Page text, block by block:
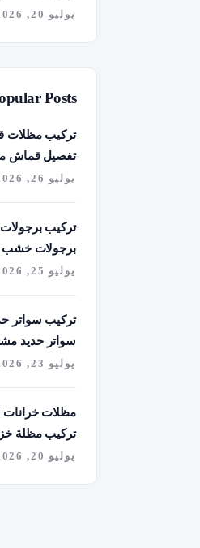
يوليو 20, 2026
Posts
تفصيل قماش
يوليو 26, 2026
برجولات خشب
يوليو 25, 2026
سواتر حديد
يوليو 23, 2026
تركيب مظلة
يوليو 20, 2026